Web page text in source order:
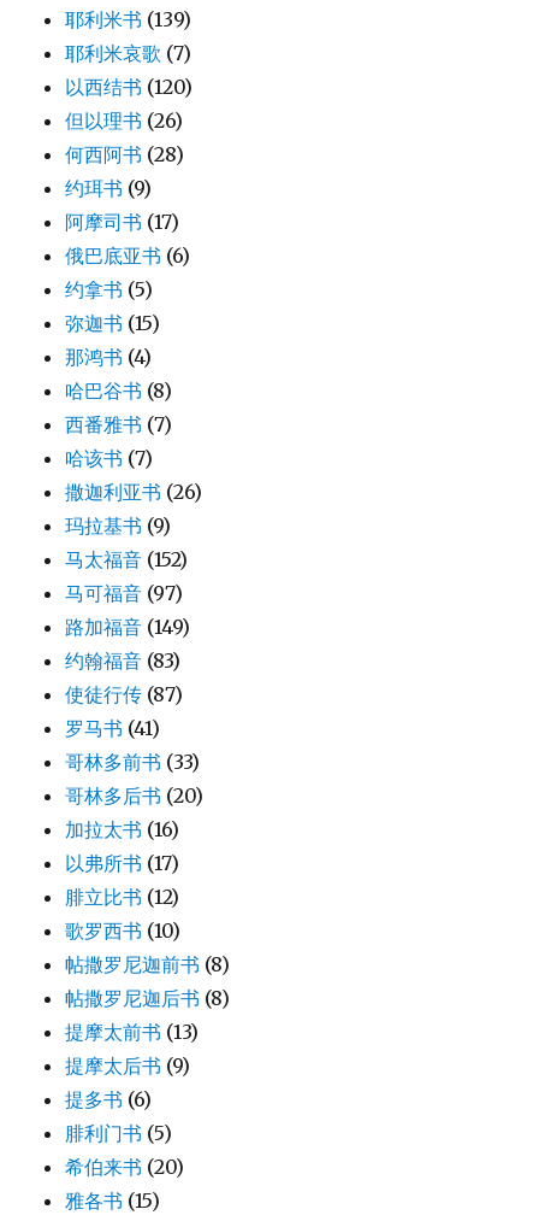
耶利米书 (139)
耶利米哀歌 (7)
以西结书 (120)
但以理书 (26)
何西阿书 (28)
约珥书 (9)
阿摩司书 (17)
俄巴底亚书 (6)
约拿书 (5)
弥迦书 (15)
那鸿书 (4)
哈巴谷书 (8)
西番雅书 (7)
哈该书 (7)
撒迦利亚书 (26)
玛拉基书 (9)
马太福音 (152)
马可福音 (97)
路加福音 (149)
约翰福音 (83)
使徒行传 (87)
罗马书 (41)
哥林多前书 (33)
哥林多后书 (20)
加拉太书 (16)
以弗所书 (17)
腓立比书 (12)
歌罗西书 (10)
帖撒罗尼迦前书 (8)
帖撒罗尼迦后书 (8)
提摩太前书 (13)
提摩太后书 (9)
提多书 (6)
腓利门书 (5)
希伯来书 (20)
雅各书 (15)